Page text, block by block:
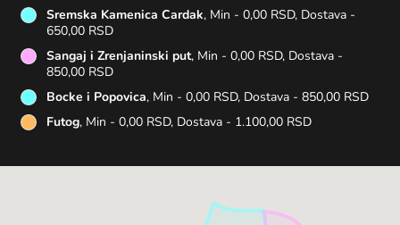
Sremska Kamenica Cardak, Min - 0,00 RSD, Dostava -
650,00 RSD
Sangaj i Zrenjaninski put, Min - 0,00 RSD, Dostava -
850,00 RSD
Bocke i Popovica, Min - 0,00 RSD, Dostava - 850,00 RSD
Futog, Min - 0,00 RSD, Dostava - 1.100,00 RSD